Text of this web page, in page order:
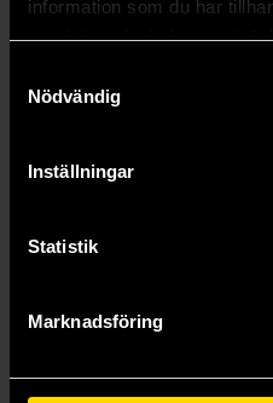
information som du har
samlat in när du har använt
Nödvändig
Inställningar
Statistik
Marknadsföring
Beställ